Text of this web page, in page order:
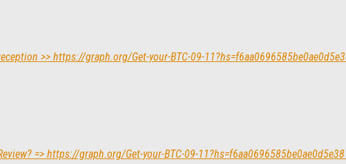
>> https://graph.org/Get-your-BTC-09-
=> https://graph.org/Get-your-BTC-09-